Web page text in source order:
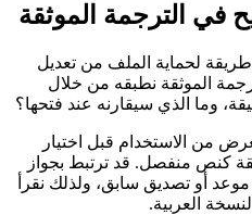
في الترجمة الموثقة
لحماية الملف من تعديل
الموثقة نطبقه من خلال
وما الذي سيقارنه عند فتحها؟
من الاستخدام قبل اختيار
كنص منفصل. قد ترتبط بجواز
أو تصديق سابق، ولذلك نقرأ
العربية.